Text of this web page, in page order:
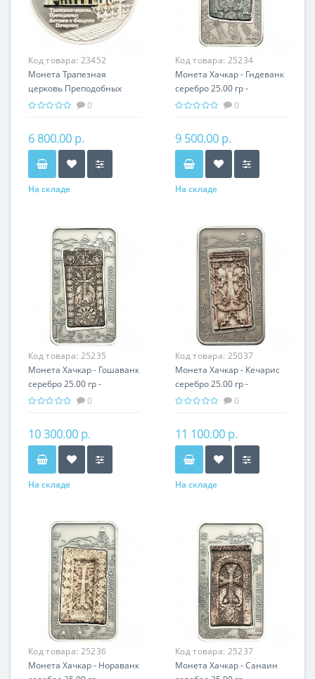
Код товара: 23452
Монета Трапезная
церковь Преподобных
Антония и Феодоссия
гр
0
6 800.00 р.
На складе
Код товара: 25234
Монета Хачкар - Гндеванк
серебро 25.00 гр -
православный подарок
0
9 500.00 р.
На складе
Код товара: 25235
Монета Хачкар - Гошаванк
серебро 25.00 гр -
православный подарок
0
10 300.00 р.
На складе
Код товара: 25037
Монета Хачкар - Кечарис
серебро 25.00 гр -
православный подарок
0
11 100.00 р.
На складе
Код товара: 25236
Монета Хачкар - Нораванк
Код товара: 25237
Монета Хачкар - Санаин